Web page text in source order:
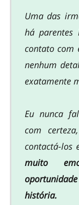
Uma das
há
contato com
nenhum
exatamente
Eu nunca
com
contactá-los
muito
história.